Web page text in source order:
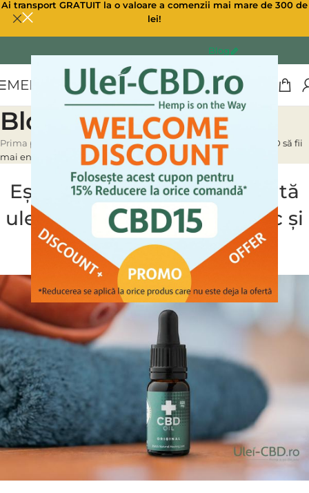
Ai transport GRATUIT la o valoare a comenzii mai mare de 300 de
lei!
Blog
MENU
Blog
Prima pagină Blog» Ești obosit? Află cum te ajută uleiul CBD să fii
mai energic și mai productiv
Ești obosit? Află cum te ajută
uleiul CBD să fii mai energic și
mai productiv
Ulei CBDOn 24/03/2023